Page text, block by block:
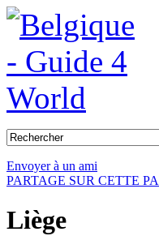
Envoyer à un ami
PARTAGE SUR CETTE
Liège